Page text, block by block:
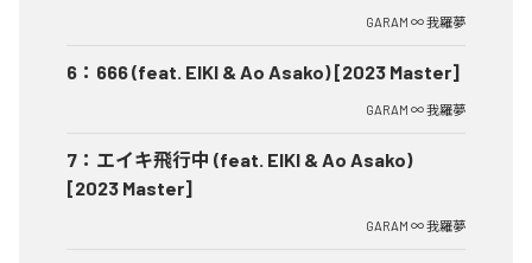
GARAM ∞ 我羅夢
6 ： 666 (feat. EIKI & Ao Asako) [2023 Master]
GARAM ∞ 我羅夢
7 ： エイキ飛行中 (feat. EIKI & Ao Asako)
[2023 Master]
GARAM ∞ 我羅夢